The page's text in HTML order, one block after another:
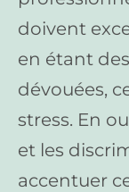
doivent
en étant
dévouées,
stress. En
et les
accentuer